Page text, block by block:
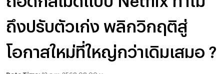
ถึงปรับตัวเก่ง พลิกวิกฤติสู่
โอกาสใหม่ที่ใหญ่กว่าเดิมเสมอ ?